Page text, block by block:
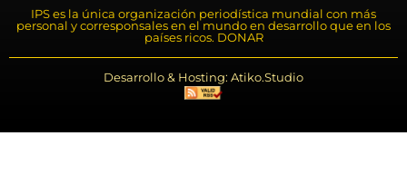
IPS es la única organización periodística mundial con más
personal y corresponsales en el mundo en desarrollo que en los
países ricos. DONAR
Desarrollo & Hosting: Atiko.Studio